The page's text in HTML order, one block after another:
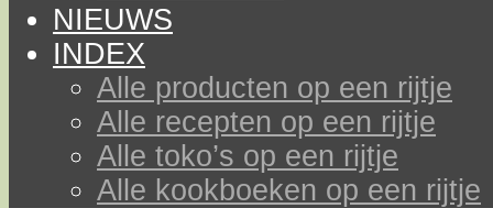
NIEUWS
INDEX
Alle producten op een rijtje
Alle recepten op een rijtje
Alle toko’s op een rijtje
Alle kookboeken op een rijtje